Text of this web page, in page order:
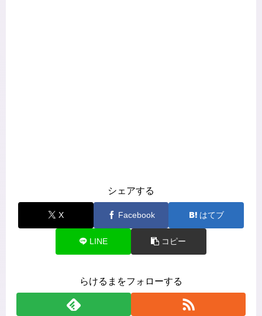
シェアする
X Facebook はてブ
LINE コピー
らけるまをフォローする